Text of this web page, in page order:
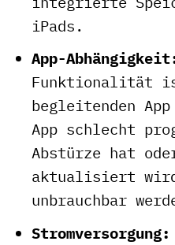
iPads.
App-
Funktionalität
begleitenden
App schlecht
Abstürze hat
aktualisiert
unbrauchbar
Stromversorgung: